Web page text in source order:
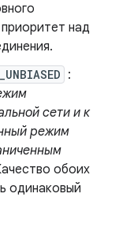
над
:
сети и к
режим
обоих
одинаковый